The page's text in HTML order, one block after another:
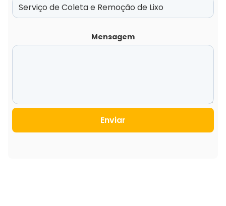
Mensagem
Enviar